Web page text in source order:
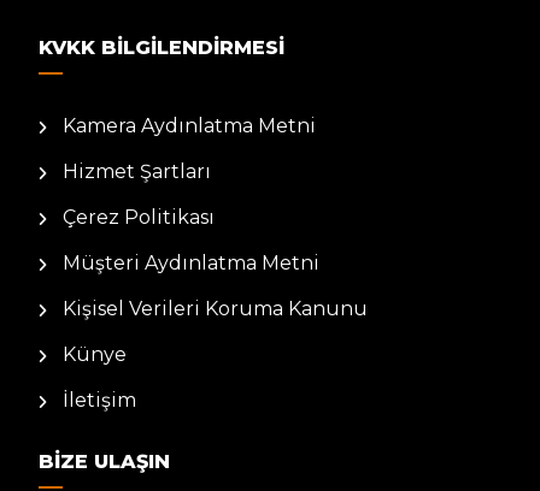
KVKK BILGILENDIRMESI
Kamera Aydınlatma Metni
Hizmet Şartları
Çerez Politikası
Müşteri Aydınlatma Metni
Kişisel Verileri Koruma Kanunu
Künye
İletişim
BIZE ULAŞIN